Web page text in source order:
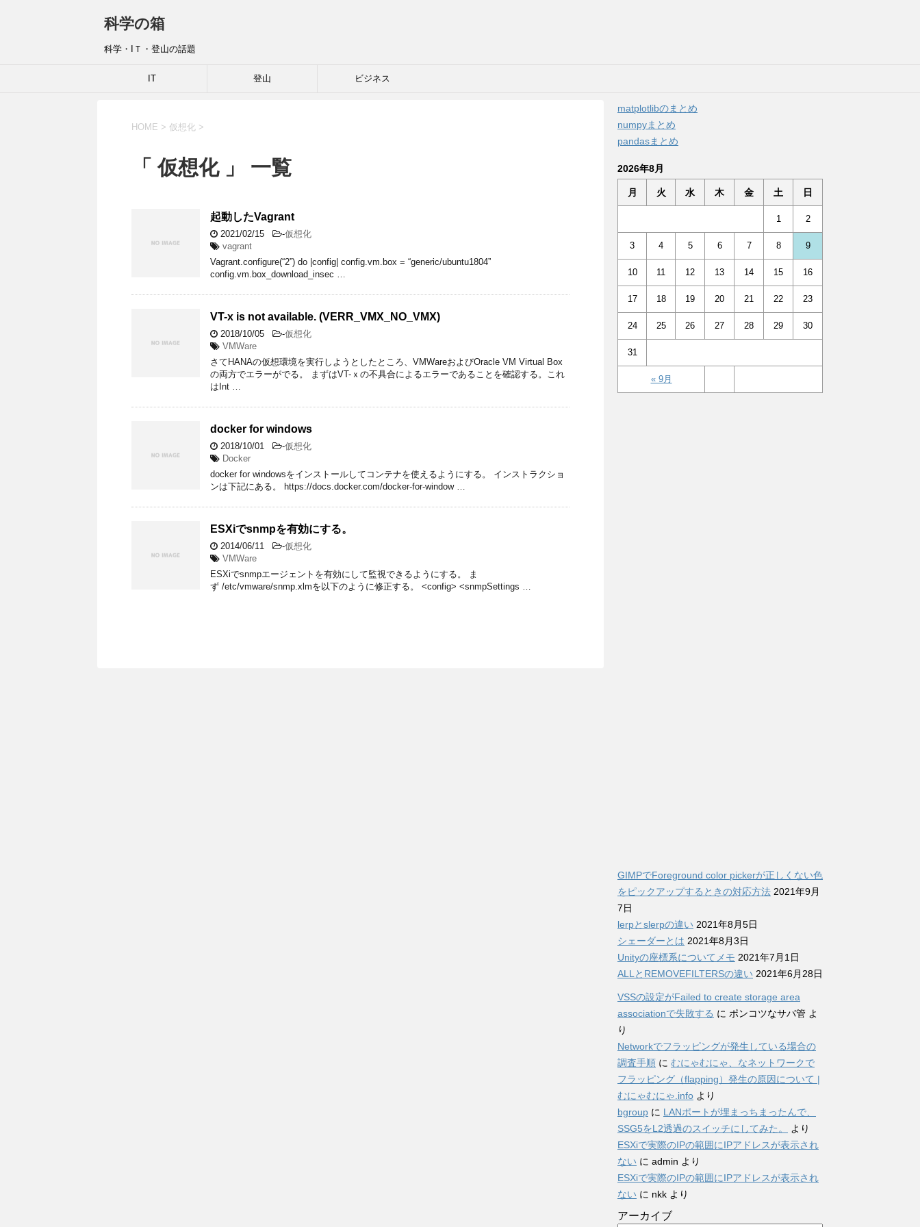
科学の箱
科学・IＴ・登山の話題
IT 登山 ビジネス
HOME > 仮想化 >
「 仮想化 」 一覧
起動したVagrant
2021/02/15 -仮想化
vagrant
Vagrant.configure(“2”) do |config| config.vm.box = “generic/ubuntu1804”
config.vm.box_download_insec …
VT-x is not available. (VERR_VMX_NO_VMX)
2018/10/05 -仮想化
VMWare
さてHANAの仮想環境を実行しようとしたところ、VMWareおよびOracle VM Virtual Box
の両方でエラーがでる。 まずはVT-ｘの不具合によるエラーであることを確認する。これ
はInt …
docker for windows
2018/10/01 -仮想化
Docker
docker for windowsをインストールしてコンテナを使えるようにする。 インストラクショ
ンは下記にある。 https://docs.docker.com/docker-for-window …
ESXiでsnmpを有効にする。
2014/06/11 -仮想化
VMWare
ESXiでsnmpエージェントを有効にして監視できるようにする。 ま
ず /etc/vmware/snmp.xlmを以下のように修正する。 <config> <snmpSettings …
matplotlibのまとめ
numpyまとめ
pandasまとめ
2026年8月
月 火 水 木 金 土 日
« 9月
1 2
3 4 5 6 7 8 9
10 11 12 13 14 15 16
17 18 19 20 21 22 23
24 25 26 27 28 29 30
31
GIMPでForeground color pickerが正しくない色
をピックアップするときの対応方法 2021年9月
7日
lerpとslerpの違い 2021年8月5日
シェーダーとは 2021年8月3日
Unityの座標系についてメモ 2021年7月1日
ALLとREMOVEFILTERSの違い 2021年6月28日
VSSの設定がFailed to create storage area
associationで失敗する に ポンコツなサバ管 よ
り
Networkでフラッピングが発生している場合の
調査手順 に むにゃむにゃ、なネットワークで
フラッピング（flapping）発生の原因について |
むにゃむにゃ.info より
bgroup に LANポートが埋まっちまったんで、
SSG5をL2透過のスイッチにしてみた。
より
ESXiで実際のIPの範囲にIPアドレスが表示され
ない に admin より
ESXiで実際のIPの範囲にIPアドレスが表示され
ない に nkk より
アーカイブ